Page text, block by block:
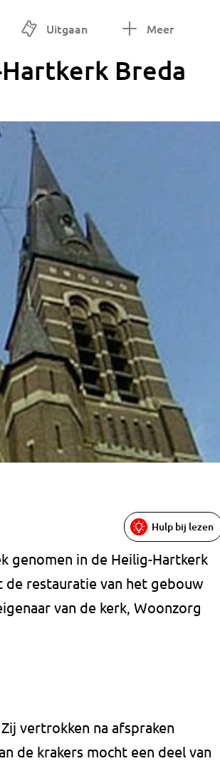
Uitgaan Meer
Breda
Hulp bij lezen
genomen in de Heilig-Hartkerk
de restauratie van het gebouw
van de kerk, Woonzorg
vertrokken na afspraken
de krakers mocht een deel van